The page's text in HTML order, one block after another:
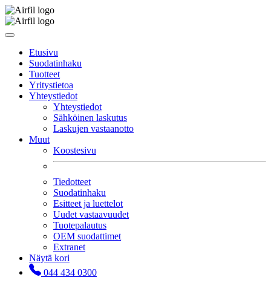
Etusivu
Suodatinhaku
Tuotteet
Yritystietoa
Yhteystiedot
Yhteystiedot
Sähköinen laskutus
Laskujen vastaanotto
Muut
Koostesivu
Tiedotteet
Suodatinhaku
Esitteet ja luettelot
Uudet vastaavuudet
Tuotepalautus
OEM suodattimet
Extranet
Näytä kori
044 434 0300